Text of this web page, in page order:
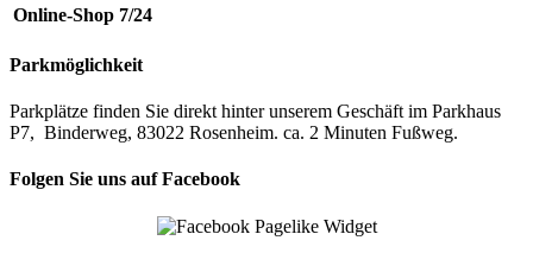
Online-Shop 7/24
Parkmöglichkeit
Parkplätze finden Sie direkt hinter unserem Geschäft im Parkhaus
P7, Binderweg, 83022 Rosenheim. ca. 2 Minuten Fußweg.
Folgen Sie uns auf Facebook